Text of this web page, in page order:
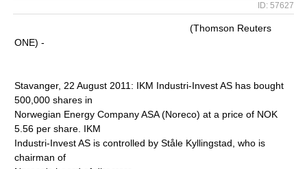
ID: 57627
(Thomson Reuters
ONE) -
Stavanger, 22 August 2011: IKM Industri-Invest AS has bought
500,000 shares in
Norwegian Energy Company ASA (Noreco) at a price of NOK
5.56 per share. IKM
Industri-Invest AS is controlled by Ståle Kyllingstad, who is
chairman of